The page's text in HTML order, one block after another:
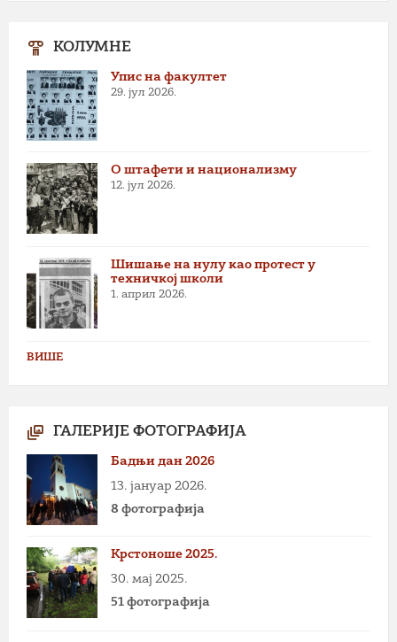
КОЛУМНЕ
Упис на факултет
29. јул 2026.
О штафети и национализму
12. јул 2026.
Шишање на нулу као протест у
техничкој школи
1. април 2026.
ВИШЕ
ГАЛЕРИЈЕ ФОТОГРАФИЈА
Бадњи дан 2026
13. јануар 2026.
8 фотографија
Крстоноше 2025.
30. мај 2025.
51 фотографија